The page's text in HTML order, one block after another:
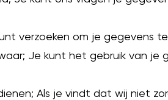
verzoeken om je gegevens
Je kunt het gebruik van je
Als je vindt dat wij niet